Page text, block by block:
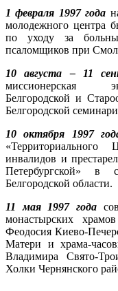
1 февраля 1997 года
молодежного центра
по уходу за
псаломщиков при
10 августа – 11
миссионерская
Белгородской и
Белгородской
10 октября 1997
«Территориального
инвалидов и
Петербургской» в
Белгородской области.
11 мая 1997 года
монастырских
Феодосия Киево-
Матери и храма-
Владимира Свято-
Холки Чернянского